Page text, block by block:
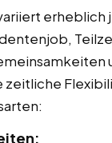
erheblich
zeitliche